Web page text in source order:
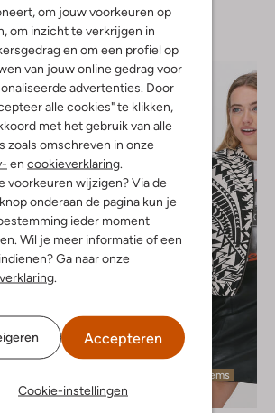
om jouw voorkeuren op
om inzicht te verkrijgen in
en om een profiel op
van jouw online gedrag voor
advertenties. Door
alle cookies" te klikken,
met het gebruik van alle
zoals omschreven in onze
en cookieverklaring
voorkeuren wijzigen? Via de
onderaan de pagina kun je
ieder moment
Wil je meer informatie of een
Ga naar onze
Accepteren
Cookie-instellingen
compleet
Laatste items